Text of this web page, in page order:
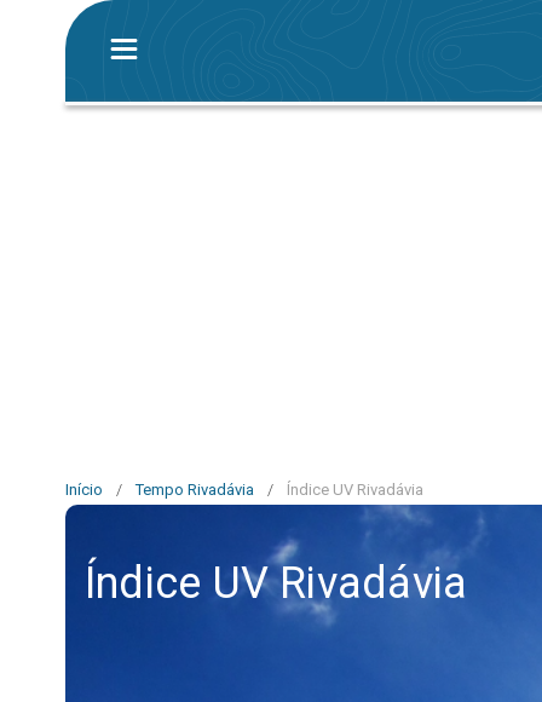
Início / Tempo Rivadávia / Índice UV Rivadávia
Índice UV Rivadávia